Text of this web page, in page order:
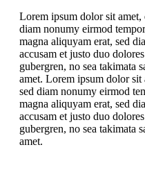
Lorem ipsum dolor sit amet,
diam nonumy eirmod
magna aliquyam erat, sed
accusam et justo duo
gubergren, no sea takimata
amet. Lorem ipsum dolor sit
sed diam nonumy eirmod
magna aliquyam erat, sed
accusam et justo duo
gubergren, no sea takimata
amet.